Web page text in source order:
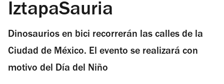
IztapaSauria
Dinosaurios en bici recorrerán las calles de la
Ciudad de México. El evento se realizará con
motivo del Día del Niño